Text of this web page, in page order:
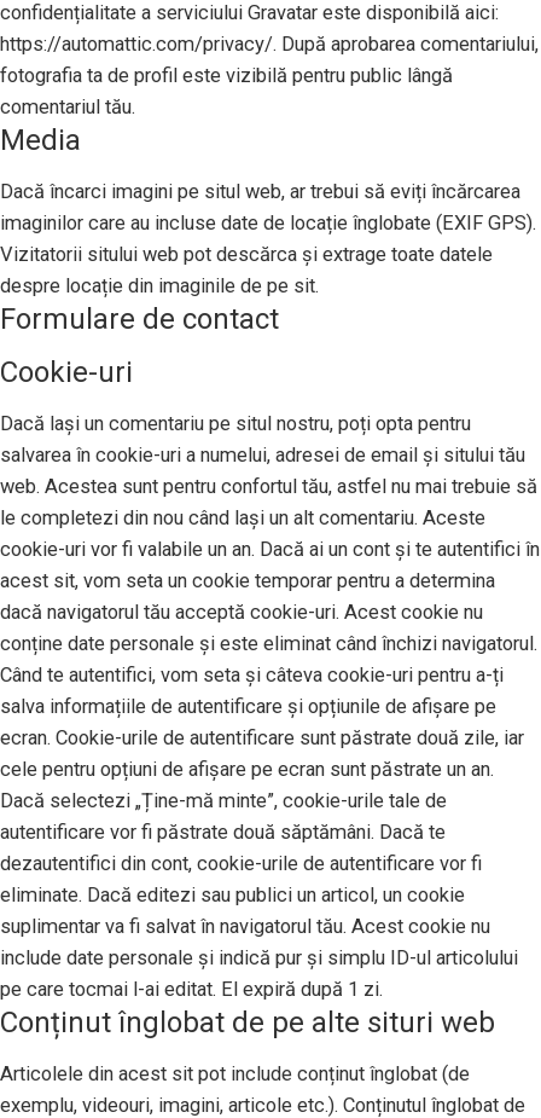
confidențialitate a serviciului Gravatar este disponibilă aici:
https://automattic.com/privacy/. După aprobarea comentariului,
fotografia ta de profil este vizibilă pentru public lângă
comentariul tău.
Media
Dacă încarci imagini pe situl web, ar trebui să eviți încărcarea
imaginilor care au incluse date de locație înglobate (EXIF GPS).
Vizitatorii sitului web pot descărca și extrage toate datele
despre locație din imaginile de pe sit.
Formulare de contact
Cookie-uri
Dacă lași un comentariu pe situl nostru, poți opta pentru
salvarea în cookie-uri a numelui, adresei de email și sitului tău
web. Acestea sunt pentru confortul tău, astfel nu mai trebuie să
le completezi din nou când lași un alt comentariu. Aceste
cookie-uri vor fi valabile un an. Dacă ai un cont și te autentifici în
acest sit, vom seta un cookie temporar pentru a determina
dacă navigatorul tău acceptă cookie-uri. Acest cookie nu
conține date personale și este eliminat când închizi navigatorul.
Când te autentifici, vom seta și câteva cookie-uri pentru a-ți
salva informațiile de autentificare și opțiunile de afișare pe
ecran. Cookie-urile de autentificare sunt păstrate două zile, iar
cele pentru opțiuni de afișare pe ecran sunt păstrate un an.
Dacă selectezi „Ține-mă minte”, cookie-urile tale de
autentificare vor fi păstrate două săptămâni. Dacă te
dezautentifici din cont, cookie-urile de autentificare vor fi
eliminate. Dacă editezi sau publici un articol, un cookie
suplimentar va fi salvat în navigatorul tău. Acest cookie nu
include date personale și indică pur și simplu ID-ul articolului
pe care tocmai l-ai editat. El expiră după 1 zi.
Conținut înglobat de pe alte situri web
Articolele din acest sit pot include conținut înglobat (de
exemplu, videouri, imagini, articole etc.). Conținutul înglobat de